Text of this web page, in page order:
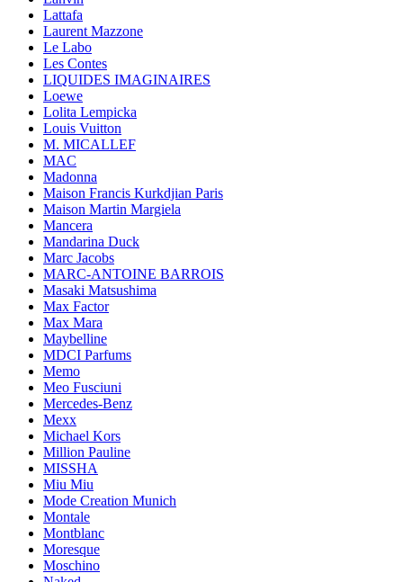
Lattafa
Laurent Mazzone
Le Labo
Les Contes
LIQUIDES IMAGINAIRES
Loewe
Lolita Lempicka
Louis Vuitton
M. MICALLEF
MAC
Madonna
Maison Francis Kurkdjian Paris
Maison Martin Margiela
Mancera
Mandarina Duck
Marc Jacobs
MARC-ANTOINE BARROIS
Masaki Matsushima
Max Factor
Max Mara
Maybelline
MDCI Parfums
Memo
Meo Fusciuni
Mercedes-Benz
Mexx
Michael Kors
Million Pauline
MISSHA
Miu Miu
Mode Creation Munich
Montale
Montblanc
Moresque
Moschino